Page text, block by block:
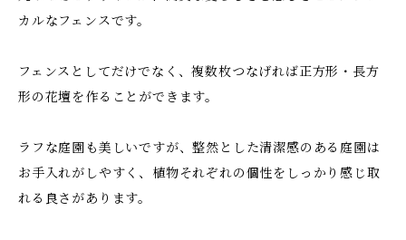
カルなフェンスです。
フェンスとしてだけでなく、複数枚つなげれば正方形・長方
形の花壇を作ることができます。
ラフな庭園も美しいですが、整然とした清潔感のある庭園は
お手入れがしやすく、植物それぞれの個性をしっかり感じ取
れる良さがあります。